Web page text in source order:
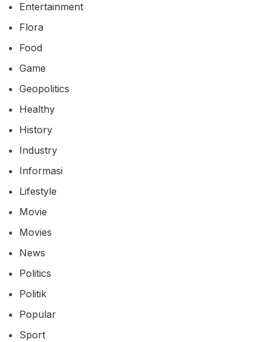
Entertainment
Flora
Food
Game
Geopolitics
Healthy
History
Industry
Informasi
Lifestyle
Movie
Movies
News
Politics
Politik
Popular
Sport